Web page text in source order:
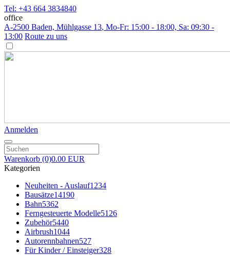
Tel: +43 664 3834840
office
A-2500 Baden, Mühlgasse 13, Mo-Fr: 15:00 - 18:00, Sa: 09:30 -
13:00 Route zu uns
Anmelden
Warenkorb (0)0.00 EUR
Kategorien
Neuheiten - Auslauf1234
Bausätze14190
Bahn5362
Ferngesteuerte Modelle5126
Zubehör5440
Airbrush1044
Autorennbahnen527
Für Kinder / Einsteiger328